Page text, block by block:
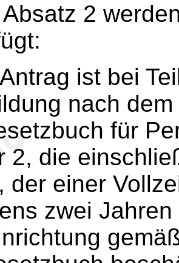
2
ist bei
nach
für
2, die
der einer
zwei